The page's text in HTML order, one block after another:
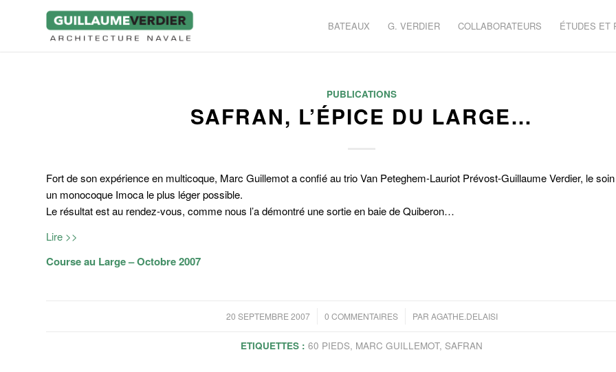
BATEAUX G. VERDIER COLLABORATEURS ÉTUDES ET
PUBLICATIONS
SAFRAN, L’ÉPICE DU LARGE…
Fort de son expérience en multicoque, Marc Guillemot a confié au trio Van Peteghem-Lauriot Prévost-Guillaume Verdier, le
un monocoque Imoca le plus léger possible.
Le résultat est au rendez-vous, comme nous l’a démontré une sortie en baie de Quiberon…
Lire >>
Course au Large – Octobre 2007
20 SEPTEMBRE 2007
/ 0 COMMENTAIRES
/ PAR AGATHE.DELAISI
ETIQUETTES : 60 PIEDS, MARC GUILLEMOT, SAFRAN